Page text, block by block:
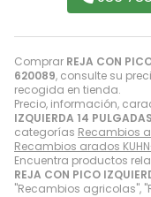
Comprar REJA CON
620089, consulte su
recogida en tienda.
Precio, información,
IZQUIERDA 14
categorías Recambios
Recambios arados
Encuentra productos
REJA CON PICO
"Recambios agricolas",